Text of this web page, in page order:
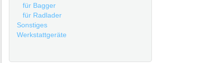
für Bagger
für Radlader
Sonstiges
Werkstattgeräte